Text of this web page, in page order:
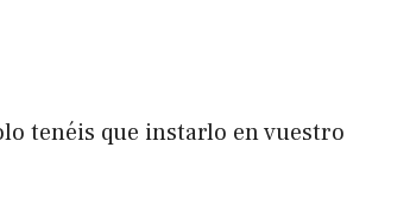
tenéis que instarlo en vuestro